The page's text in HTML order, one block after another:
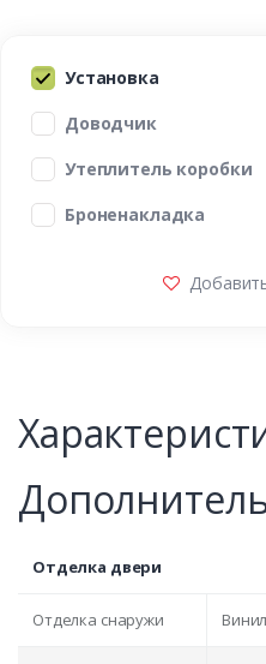
Установка
Доводчик
Утеплитель коробки
Броненакладка
Отделка двери
Отделка снаружи